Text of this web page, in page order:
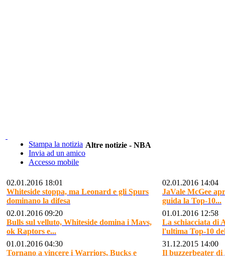
Stampa la notizia
Invia ad un amico
Accesso mobile
Altre notizie - NBA
02.01.2016 18:01
Whiteside stoppa, ma Leonard e gli Spurs
dominano la difesa
02.01.2016 14:04
JaVale McGee
guida la Top-10...
02.01.2016 09:20
Bulls sul velluto, Whiteside domina i Mavs,
ok Raptors e...
01.01.2016 12:58
La schiacciata di
l'ultima Top-10
01.01.2016 04:30
Tornano a vincere i Warriors, Bucks e
31.12.2015 14:00
Il buzzerbeater